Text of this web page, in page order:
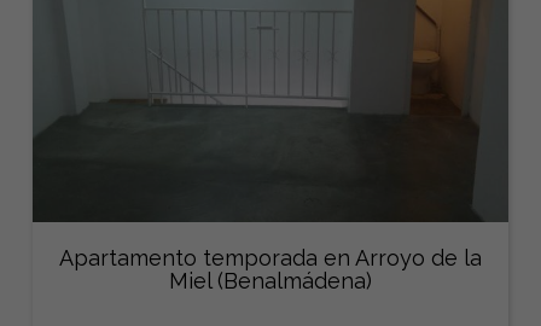
Apartamento temporada en Arroyo de la
Miel (Benalmádena)